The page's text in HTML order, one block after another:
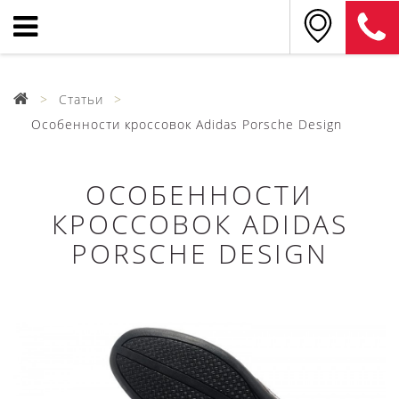
Статьи
Особенности кроссовок Adidas Porsche Design
ОСОБЕННОСТИ
КРОССОВОК ADIDAS
PORSCHE DESIGN